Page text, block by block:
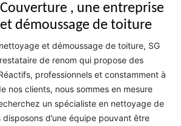
, une entreprise
démoussage de toiture
et démoussage de toiture, SG
de renom qui propose des
professionnels et constamment à
nos clients, nous sommes en mesure
un spécialiste en nettoyage de
d’une équipe pouvant être